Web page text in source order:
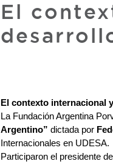
El
El contexto internacional
La Fundación Argentina
Argentino” dictada por
Internacionales en UDESA.
Participaron el presidente